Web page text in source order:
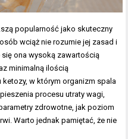
popularność jako skuteczny
wciąż nie rozumie jej zasad i
ona wysoką zawartością
minimalną ilością
w którym organizm spala
procesu utraty wagi,
zdrowotne, jak poziom
Warto jednak pamiętać, że nie